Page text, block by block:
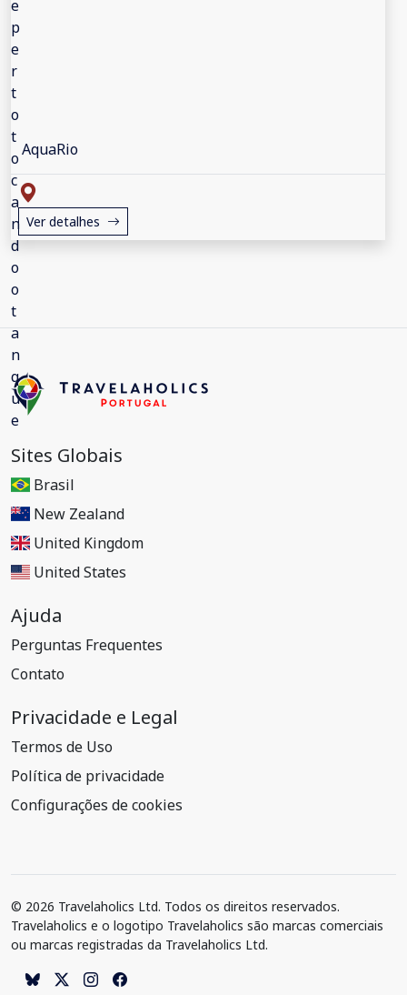
AquaRio
Ver detalhes
Sites Globais
Brasil
New Zealand
United Kingdom
United States
Ajuda
Perguntas Frequentes
Contato
Privacidade e Legal
Termos de Uso
Política de privacidade
Configurações de cookies
© 2026 Travelaholics Ltd. Todos os direitos reservados.
Travelaholics e o logotipo Travelaholics são marcas comerciais
ou marcas registradas da Travelaholics Ltd.